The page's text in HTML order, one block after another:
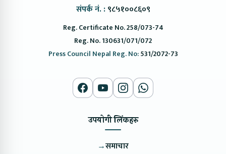
संपर्क नं. : ९८५१००८६०९
Reg. Certificate No. 258/073-74
Reg. No. 130631/071/072
Press Council Nepal Reg. No:531/2072-73
उपयोगी लिंकहरु
→समाचार